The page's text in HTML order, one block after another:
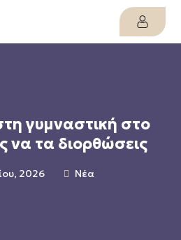
γυμναστική στο
να τα διορθώσεις
2026 Νέα